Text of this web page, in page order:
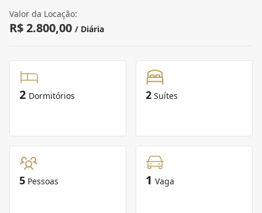
Valor da Locação:
R$ 2.800,00 / Diária
2 Dormitórios 2 Suítes
5 Pessoas 1 Vaga